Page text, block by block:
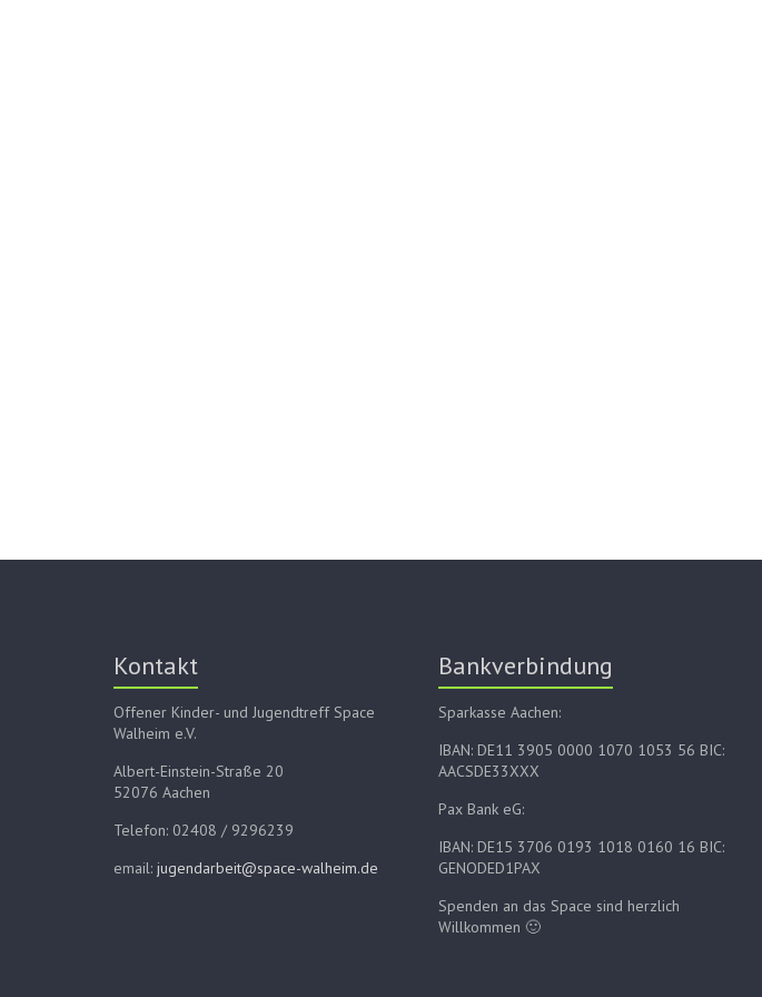
Kontakt
Offener Kinder- und Jugendtreff Space
Walheim e.V.
Albert-Einstein-Straße 20
52076 Aachen
Telefon: 02408 / 9296239
email: jugendarbeit@space-walheim.de
Bankverbindung
Sparkasse Aachen:
IBAN: DE11 3905 0000 1070 1053 56 BIC:
AACSDE33XXX
Pax Bank eG:
IBAN: DE15 3706 0193 1018 0160 16 BIC:
GENODED1PAX
Spenden an das Space sind herzlich
Willkommen 🙂